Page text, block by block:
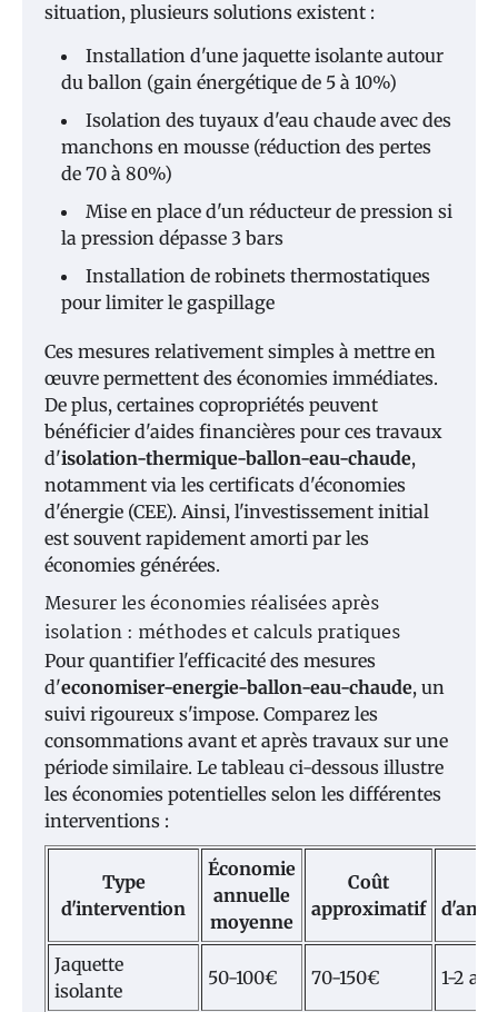
situation, plusieurs solutions existent :
Installation d'une jaquette isolante autour
du ballon (gain énergétique de 5 à 10%)
Isolation des tuyaux d'eau chaude avec des
manchons en mousse (réduction des pertes
de 70 à 80%)
Mise en place d'un réducteur de pression si
la pression dépasse 3 bars
Installation de robinets thermostatiques
pour limiter le gaspillage
Ces mesures relativement simples à mettre en
œuvre permettent des économies immédiates.
De plus, certaines copropriétés peuvent
bénéficier d'aides financières pour ces travaux
d'isolation-thermique-ballon-eau-chaude,
notamment via les certificats d'économies
d'énergie (CEE). Ainsi, l'investissement initial
est souvent rapidement amorti par les
économies générées.
Mesurer les économies réalisées après
isolation : méthodes et calculs pratiques
Pour quantifier l'efficacité des mesures
d'economiser-energie-ballon-eau-chaude, un
suivi rigoureux s'impose. Comparez les
consommations avant et après travaux sur une
période similaire. Le tableau ci-dessous illustre
les économies potentielles selon les différentes
interventions :
Type
d'intervention
Économie
annuelle
moyenne
Coût
approximatif
Jaquette
isolante
50-100€ 70-150€ 1-2